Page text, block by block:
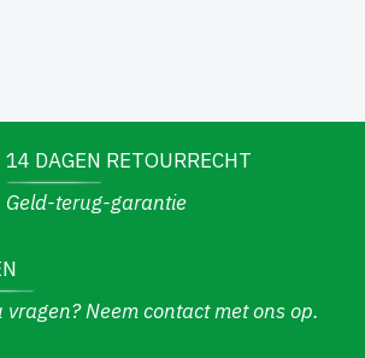
14 DAGEN RETOURRECHT
Geld-terug-garantie
vragen? Neem contact met ons op.